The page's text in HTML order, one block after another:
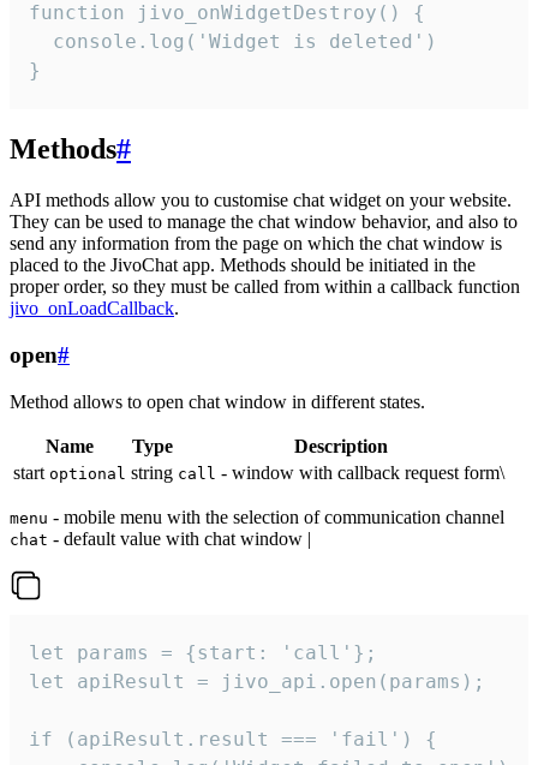
function jivo_onWidgetDestroy() {
  console.log('Widget is deleted')
}
Methods#
API methods allow you to customise chat widget on your website.
They can be used to manage the chat window behavior, and also to
send any information from the page on which the chat window is
placed to the JivoChat app. Methods should be initiated in the
proper order, so they must be called from within a callback function
jivo_onLoadCallback.
open#
Method allows to open chat window in different states.
Name Type
Description
start optional string call - window with callback request form\
menu - mobile menu with the selection of communication channel
chat - default value with chat window |
let params = {start: 'call'};
let apiResult = jivo_api.open(params);
if (apiResult.result === 'fail') {